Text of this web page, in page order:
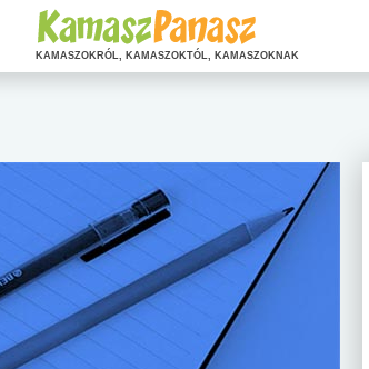
KAMASZOKRÓL, KAMASZOKTÓL, KAMASZOKNAK